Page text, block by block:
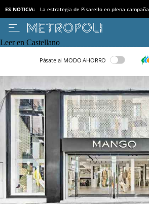
ES NOTICIA: La estrategia de Pisarello en plena campaña
Leer en Castellano
Pásate al MODO AHORRO